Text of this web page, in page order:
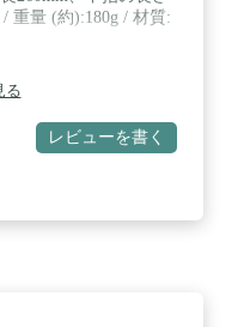
重量 (約):180g / 材質:
る
レビューを書く